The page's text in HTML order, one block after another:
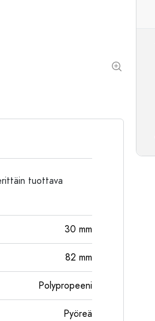
tuottava
30 mm
82 mm
Polypropeeni
Pyöreä